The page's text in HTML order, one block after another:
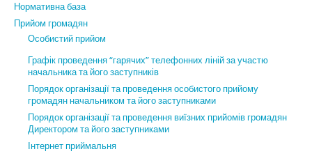
Нормативна база
Прийом громадян
Особистий прийом
Графік проведення “гарячих” телефонних ліній за участю
начальника та його заступників
Порядок організації та проведення особистого прийому
громадян начальником та його заступниками
Порядок організації та проведення виїзних прийомів громадян
Директором та його заступниками
Інтернет приймальня